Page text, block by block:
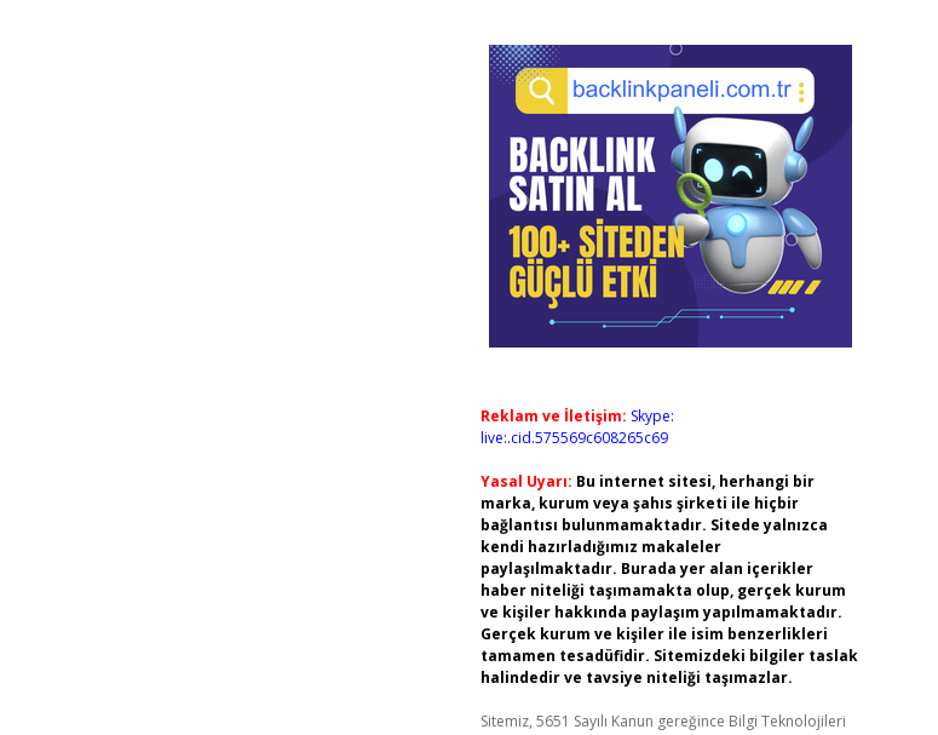
Reklam ve İletişim: Skype:
live:.cid.575569c608265c69
Yasal Uyarı: Bu internet sitesi, herhangi bir
marka, kurum veya şahıs şirketi ile hiçbir
bağlantısı bulunmamaktadır. Sitede yalnızca
kendi hazırladığımız makaleler
paylaşılmaktadır. Burada yer alan içerikler
haber niteliği taşımamakta olup, gerçek kurum
ve kişiler hakkında paylaşım yapılmamaktadır.
Gerçek kurum ve kişiler ile isim benzerlikleri
tamamen tesadüfidir. Sitemizdeki bilgiler taslak
halindedir ve tavsiye niteliği taşımazlar.
Sitemiz, 5651 Sayılı Kanun gereğince Bilgi Teknolojileri